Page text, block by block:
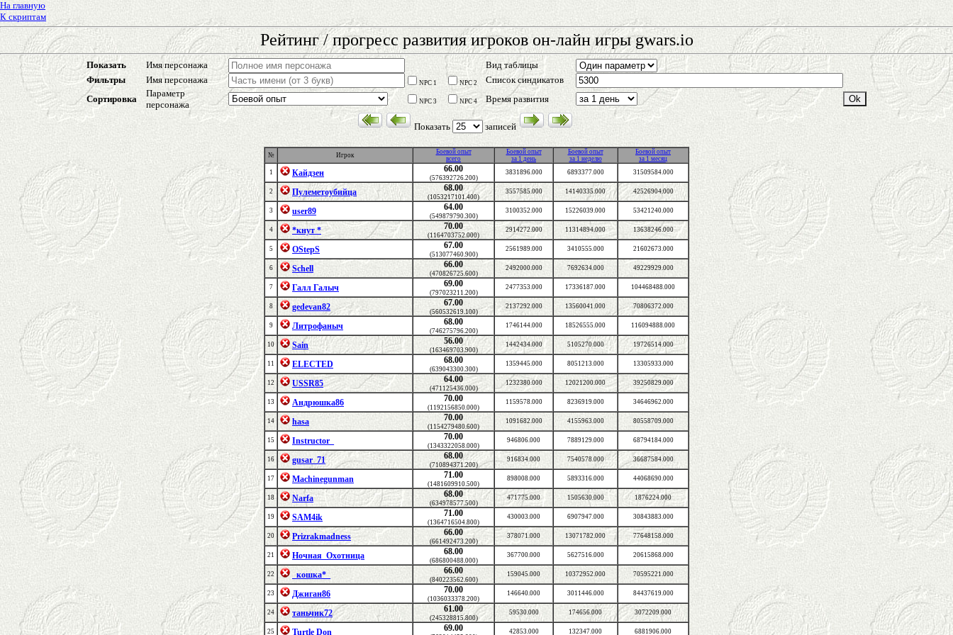
На главную
К скриптам
Рейтинг / прогресс развития игроков он-лайн игры gwars.io
Показать Имя персонажа
Вид таблицы
Фильтры
Имя персонажа NPC 1 NPC 2
Список синдикатов
Сортировка
Параметр
персонажа
NPC 3 NPC 4 Время развития
Показать записей
№ Игрок
Боевой опыт
всего
Боевой опыт
за 1 день
Боевой опыт
за 1 неделю
Боевой опыт
за 1 месяц
1
Кайдзен 66.00
(576392726.200)
3831896.000 6893377.000 31509584.000
2 Пулеметоубийца 68.00
(1053217101.400)
3557585.000 14140335.000 42526904.000
3 user89 64.00
(549879790.300)
3100352.000 15226039.000 53421240.000
4 *кнут * 70.00
(1164703752.000)
2914272.000 11314894.000 13638246.000
5 OStepS 67.00
(513077460.900)
2561989.000 3410555.000 21602673.000
6 Schell 66.00
(470826725.600)
2492000.000 7692634.000 49229929.000
7 Галл Галыч 69.00
(797023211.200)
2477353.000 17336187.000 104468488.000
8 gedevan82 67.00
(560532619.100)
2137292.000 13560041.000 70806372.000
9 Литрофаныч 68.00
(746275796.200)
1746144.000 18526555.000 116094888.000
10 Sain 56.00
(163469703.900)
1442434.000 5105270.000 19726514.000
11 ELECTED 68.00
(639043300.300)
1359445.000 8051213.000 13305933.000
12 USSR85 64.00
(471125436.000)
1232380.000 12021200.000 39250829.000
13 Андрюшка86 70.00
(1192156850.000)
1159578.000 8236919.000 34646962.000
14 hasa 70.00
(1154279480.600)
1091682.000 4155963.000 80558709.000
15 Instructor_ 70.00
(1343322058.000)
946806.000 7889129.000 68794184.000
16 gusar_71 68.00
(710894371.200)
916834.000 7540578.000 36687584.000
17 Machinegunman 71.00
(1481609910.500)
898008.000 5893316.000 44068690.000
18 Narfa 68.00
(634978577.500)
471775.000 1505630.000 1876224.000
19 SAM4ik 71.00
(1364716504.800)
430003.000 6907947.000 30843883.000
20 Prizrakmadness 66.00
(661492473.200)
378071.000 13071782.000 77648158.000
21 Ночная_Охотница 68.00
(686800488.000)
367700.000 5627516.000 20615868.000
22 _кошка*_ 66.00
(840223562.600)
159045.000 10372952.000 70595221.000
23 Джиган86 70.00
(1036033378.200)
146640.000 3011446.000 84437619.000
24 таньчик72 61.00
(245328815.800)
59530.000 174656.000 3072209.000
25 Turtle Don 69.00 42853.000 132347.000 6881906.000